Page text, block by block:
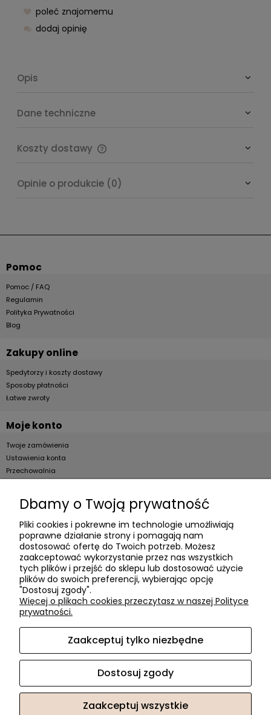
poleć znajomemu
dodaj opinię
Opis
Dane techniczne
Koszty dostawy
Opinie o produkcie (0)
Pomoc
Pomoc / FAQ
Regulamin
Polityka Prywatności
Blog
Zakupy online
Spedytorzy i koszty dostawy
Sposoby płatności
Łatwe zwroty
Moje konto
Twoje zamówienia
Ustawienia konta
Przechowalnia
Dla firm
O firmie
Informacje o firmie
Kontakt
dacter.pl
Akcesoria meblowe DAC TER | ul. Przepiórki 56, 02-410
Warszawa, woj. mazowieckie | E-mail:sklep@dacter.plTel.:
602677377| NIP: 5220052421 REGON: 012076264
Sklep internetowy Shoper.pl
Dbamy o Twoją prywatność
Pliki cookies i pokrewne im technologie umożliwiają
poprawne działanie strony i pomagają nam
dostosować ofertę do Twoich potrzeb. Możesz
zaakceptować wykorzystanie przez nas wszystkich
tych plików i przejść do sklepu lub dostosować użycie
plików do swoich preferencji, wybierając opcję
"Dostosuj zgody".
Więcej o plikach cookies przeczytasz w naszej Polityce
prywatności.
Zaakceptuj tylko niezbędne
Dostosuj zgody
Zaakceptuj wszystkie